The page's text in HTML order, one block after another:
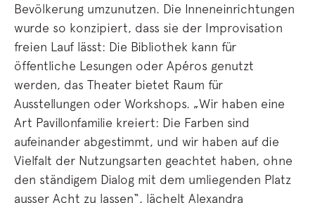
Bevölkerung umzunutzen. Die Inneneinrichtungen
wurde so konzipiert, dass sie der Improvisation
freien Lauf lässt: Die Bibliothek kann für
öffentliche Lesungen oder Apéros genutzt
werden, das Theater bietet Raum für
Ausstellungen oder Workshops. „Wir haben eine
Art Pavillonfamilie kreiert: Die Farben sind
aufeinander abgestimmt, und wir haben auf die
Vielfalt der Nutzungsarten geachtet haben, ohne
den ständigem Dialog mit dem umliegenden Platz
ausser Acht zu lassen“, lächelt Alexandra